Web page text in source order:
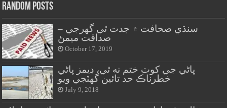
Random Posts
سنڌي صحافت ۾ جدت ٿي گهرجي –
صداقت ميمڻ
October 17, 2019
پاڻي جي کوٽ ختم نه ٿي، ڊيمز پاڻي
خطرناڪ حد تائين گهٽجي ويو
July 9, 2018